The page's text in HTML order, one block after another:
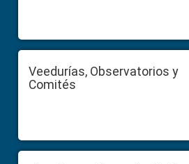
Veedurías, Observatorios y
Comités